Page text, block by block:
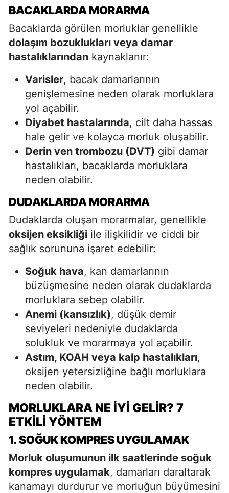
BACAKLARDA MORARMA
Bacaklarda görülen morluklar genellikle
dolaşım bozuklukları veya damar
hastalıklarından kaynaklanır:
Varisler, bacak damarlarının
genişlemesine neden olarak morluklara
yol açabilir.
Diyabet hastalarında, cilt daha hassas
hale gelir ve kolayca morluk oluşabilir.
Derin ven trombozu (DVT) gibi damar
hastalıkları, bacaklarda morluklara
neden olabilir.
DUDAKLARDA MORARMA
Dudaklarda oluşan morarmalar, genellikle
oksijen eksikliği ile ilişkilidir ve ciddi bir
sağlık sorununa işaret edebilir:
Soğuk hava, kan damarlarının
büzüşmesine neden olarak dudaklarda
morluklara sebep olabilir.
Anemi (kansızlık), düşük demir
seviyeleri nedeniyle dudaklarda
solukluk ve morarmaya yol açabilir.
Astım, KOAH veya kalp hastalıkları,
oksijen yetersizliğine bağlı morluklara
neden olabilir.
MORLUKLARA NE İYI GELIR? 7
ETKILI YÖNTEM
1. SOĞUK KOMPRES UYGULAMAK
Morluk oluşumunun ilk saatlerinde soğuk
kompres uygulamak, damarları daraltarak
kanamayı durdurur ve morluğun büyümesini